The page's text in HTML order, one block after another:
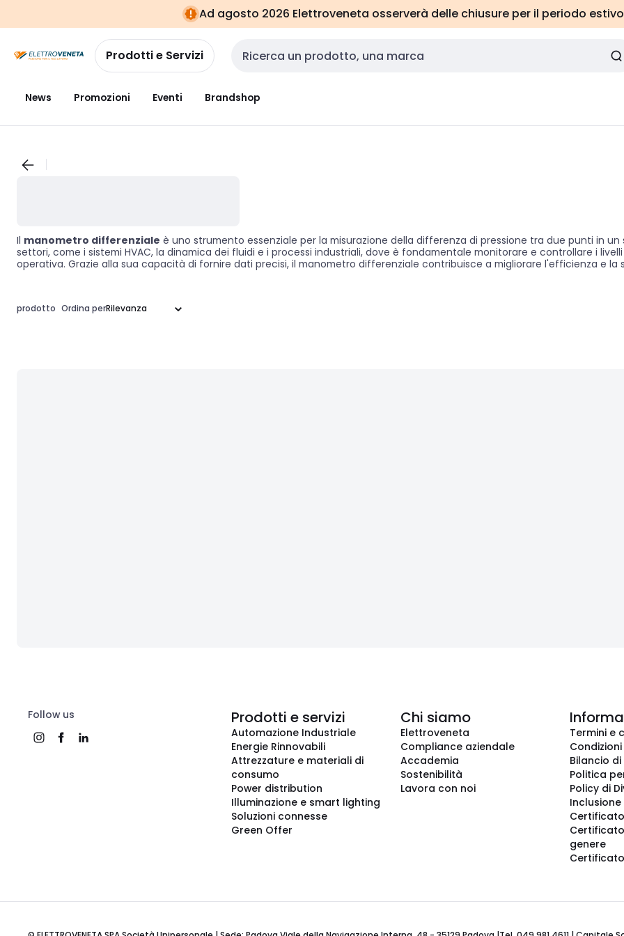
navigazionealla
pagina
Ad agosto 2026 Elettroveneta osserverà delle chiusure per il periodo
Prodotti e Servizi Cerca input
News Promozioni Eventi Brandshop
Il manometro differenziale è uno strumento essenziale per la misurazione della differenza di pressione tra due punti in
settori, come i sistemi HVAC, la dinamica dei fluidi e i processi industriali, dove è fondamentale monitorare e controllare i
operativa. Grazie alla sua capacità di fornire dati precisi, il manometro differenziale contribuisce a migliorare l'efficienza e
prodotto Ordina per
Follow us Prodotti e servizi
Automazione Industriale
Energie Rinnovabili
Attrezzature e materiali di
consumo
Power distribution
Illuminazione e smart lighting
Soluzioni connesse
Green Offer
Chi siamo
Elettroveneta
Compliance aziendale
Accademia
Sostenibilità
Lavora con noi
Termini e
Bilancio
Politica
Policy di
Inclusione
genere
Certificato